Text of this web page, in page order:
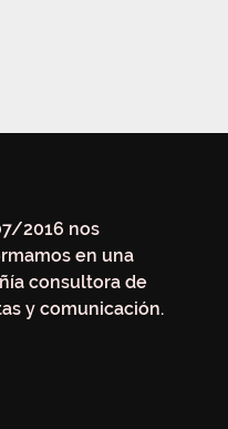
2016 nos
en una
consultora de
y comunicación.